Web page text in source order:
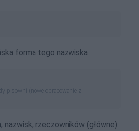
forma tego nazwiska
pisowni (nowe opracowanie z
nazwisk, rzeczowników (główne):